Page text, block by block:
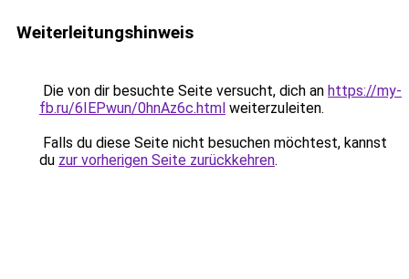
Weiterleitungshinweis
Die von dir besuchte Seite versucht, dich an https://my-
fb.ru/6IEPwun/0hnAz6c.html weiterzuleiten.
Falls du diese Seite nicht besuchen möchtest, kannst
du zur vorherigen Seite zurückkehren.